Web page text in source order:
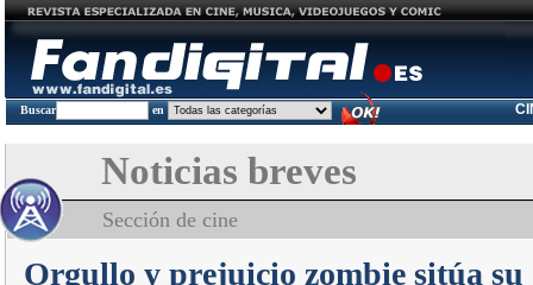
Buscar en
Noticias breves
Sección de cine
Orgullo y prejuicio zombie sitúa su